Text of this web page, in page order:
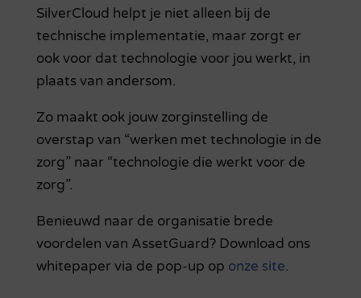
SilverCloud helpt je niet alleen bij de
technische implementatie, maar zorgt er
ook voor dat technologie voor jou werkt, in
plaats van andersom.
Zo maakt ook jouw zorginstelling de
overstap van “werken met technologie in de
zorg” naar “technologie die werkt voor de
zorg”.
Benieuwd naar de organisatie brede
voordelen van AssetGuard? Download ons
whitepaper via de pop-up op onze site.